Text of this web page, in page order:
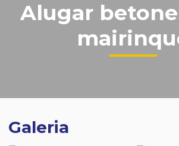
Alugar
Galeria